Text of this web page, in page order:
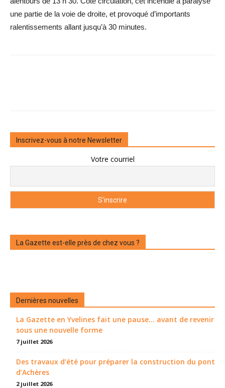
une partie de la voie de droite, et provoqué d’importants
ralentissements allant jusqu’à 30 minutes.
Inscrivez-vous à notre Newsletter
Votre courriel
La Gazette est-elle près de chez vous ?
Dernières nouvelles
La Gazette en Yvelines fait une pause... avant de revenir
sous une nouvelle forme
7 juillet 2026
Des travaux d’été pour préparer la construction du pont
d’Achères
2 juillet 2026